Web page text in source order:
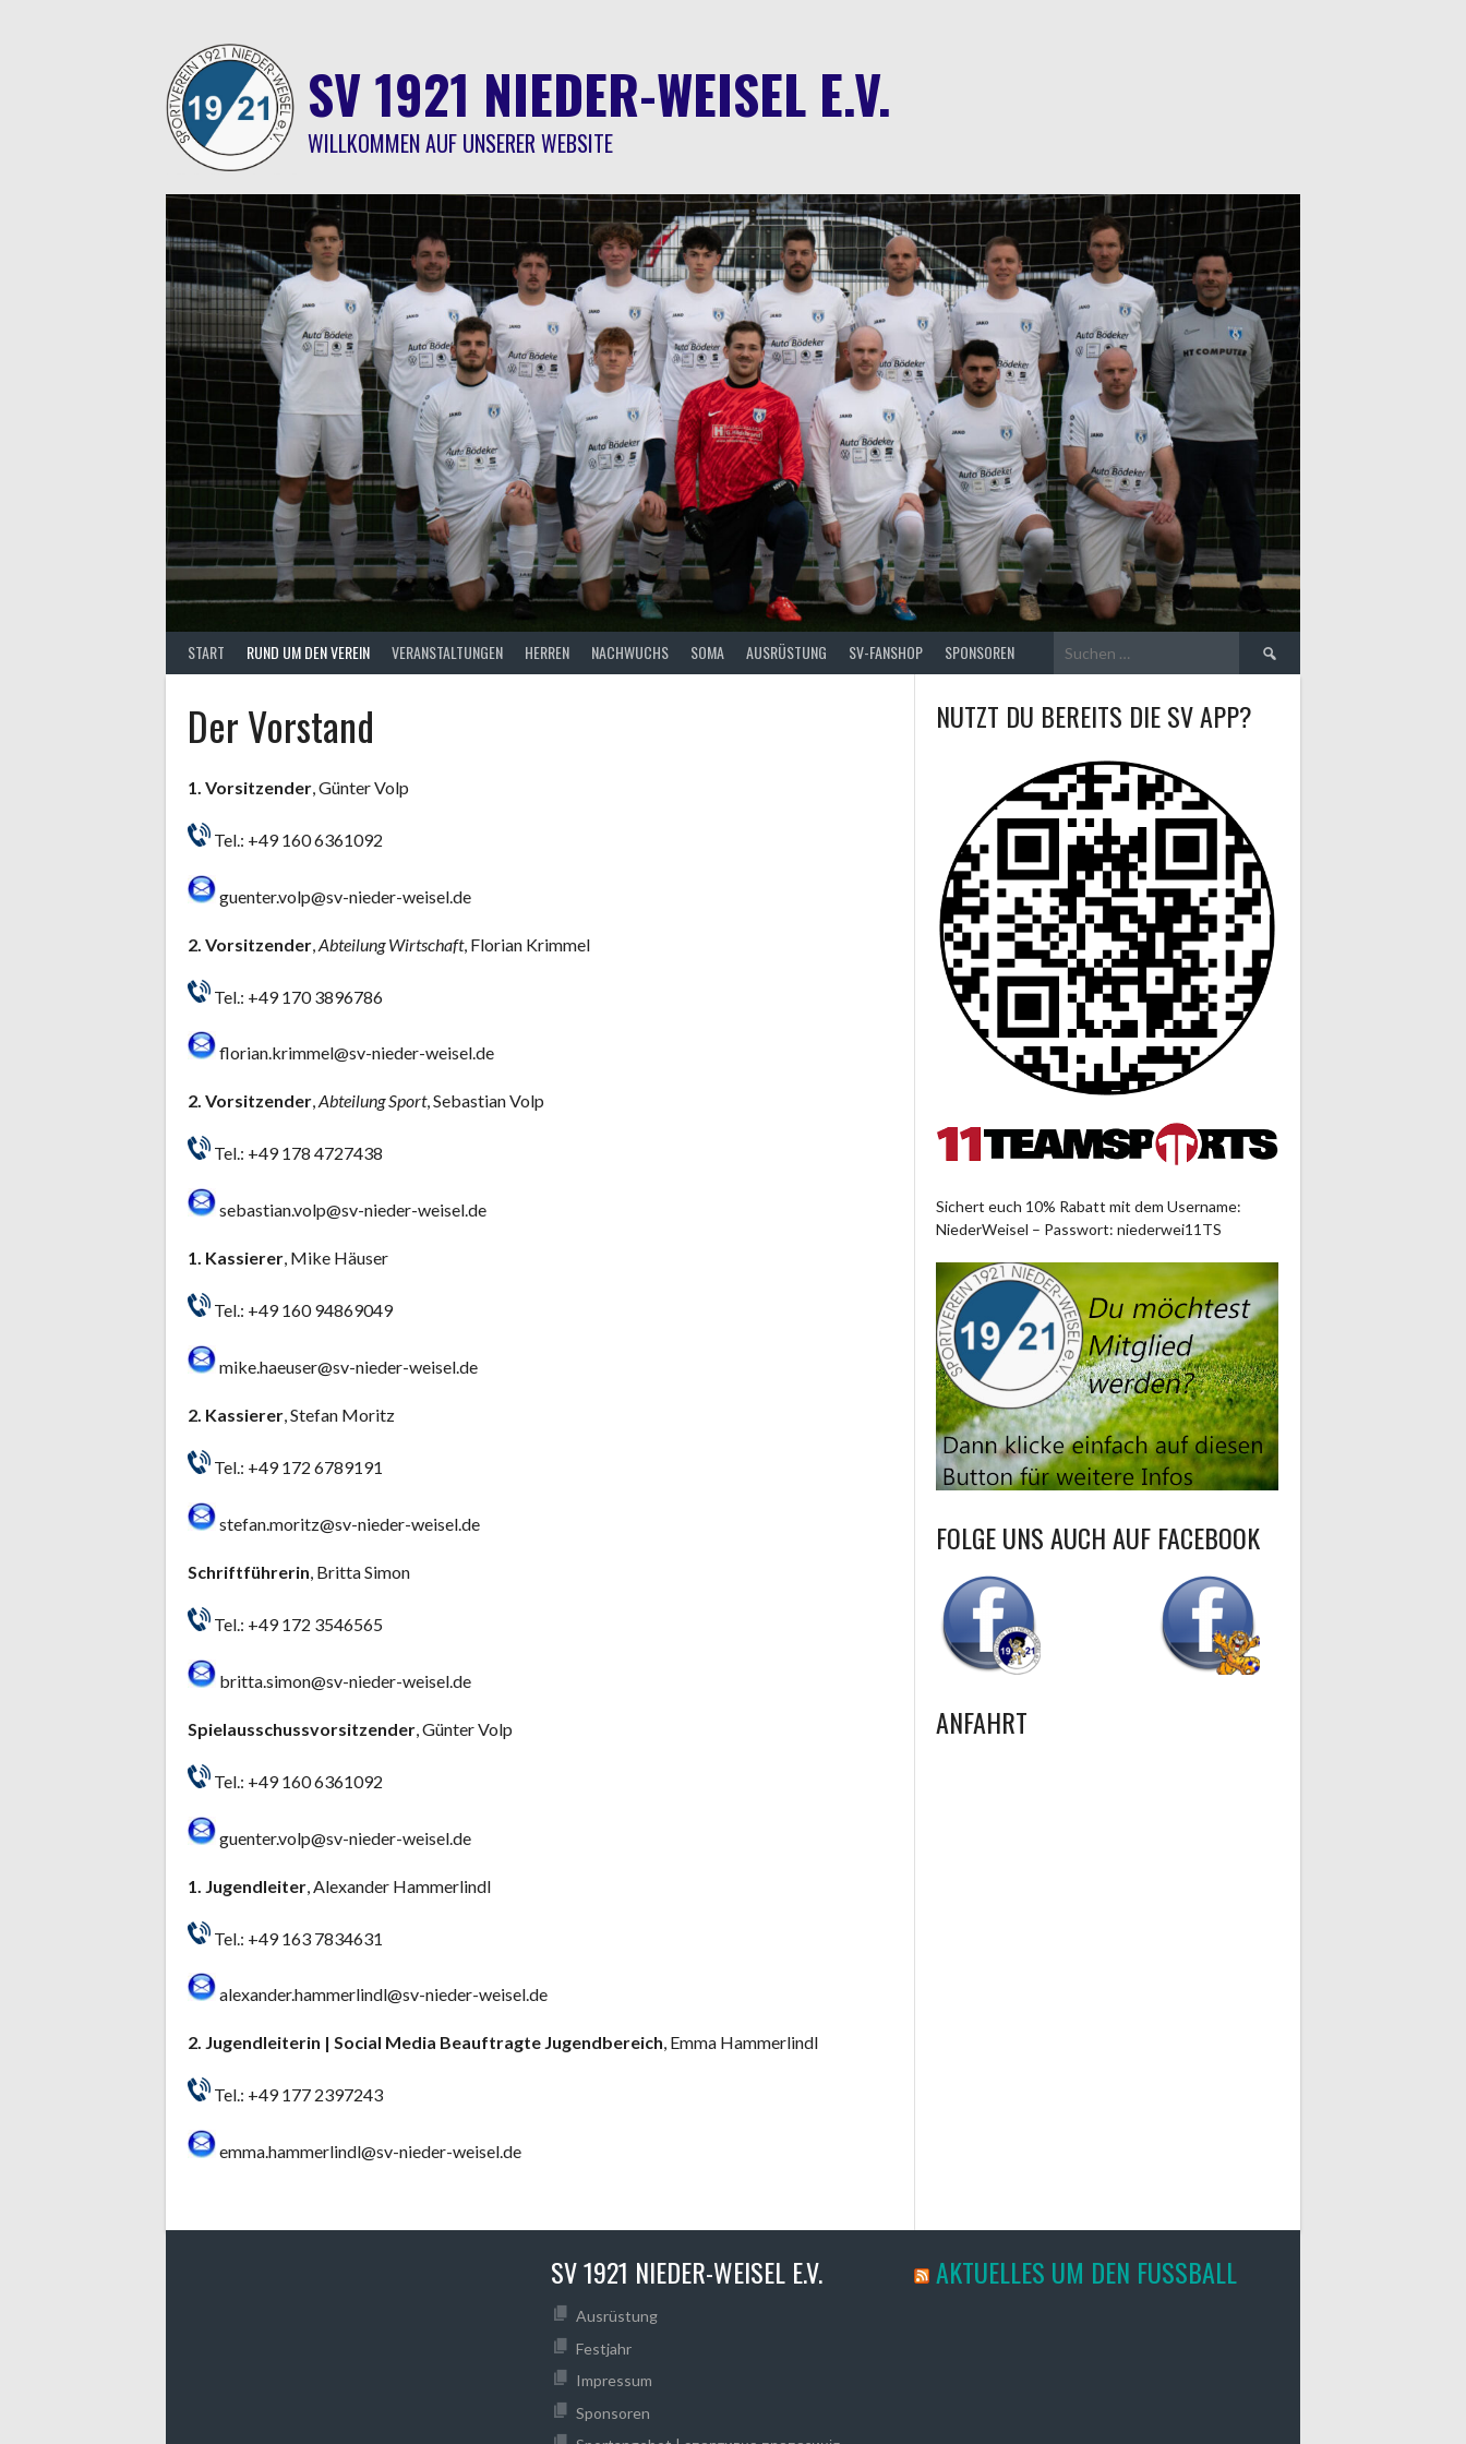
SV 1921 NIEDER-WEISEL E.V.
WILLKOMMEN AUF UNSERER WEBSITE
START RUND UM DEN VEREIN VERANSTALTUNGEN HERREN NACHWUCHS SOMA AUSRÜSTUNG SV-FANSHOP SPONSOREN
Suchen
Der Vorstand
1. Vorsitzender , Günter Volp
Tel.: +49 160 6361092
guenter.volp@sv-nieder-weisel.de
2. Vorsitzender Abteilung Wirtschaft, Florian Krimmel
Tel.: +49 170 3896786
florian.krimmel@sv-nieder-weisel.de
2. Vorsitzender,Abteilung Sport, Sebastian Volp
Tel.: +49 178 4727438
sebastian.volp@sv-nieder-weisel.de
1. Kassierer, Mike Häuser
Tel.: +49 160 94869049
mike.haeuser@sv-nieder-weisel.de
2. Kassierer, Stefan Moritz
Tel.: +49 172 6789191
stefan.moritz@sv-nieder-weisel.de
Schriftführerin, Britta Simon
Tel.: +49 172 3546565
britta.simon@sv-nieder-weisel.de
Spielausschussvorsitzender , Günter Volp
Tel.: +49 160 6361092
guenter.volp@sv-nieder-weisel.de
1. Jugendleiter , Alexander Hammerlindl
Tel.: +49 163 7834631
alexander.hammerlindl@sv-nieder-weisel.de
2. Jugendleiterin | Social Media Beauftragte Jugendbereich, Emma Hammerlindl
Tel.: +49 177 2397243
emma.hammerlindl@sv-nieder-weisel.de
NUTZT DU BEREITS DIE SV APP?
Sichert euch 10% Rabatt mit dem Username:
NiederWeisel – Passwort: niederwei11TS
FOLGE UNS AUCH AUF FACEBOOK
ANFAHRT
SV 1921 NIEDER-WEISEL E.V.
Ausrüstung
Festjahr
Impressum
Sponsoren
AKTUELLES UM DEN FUSSBALL